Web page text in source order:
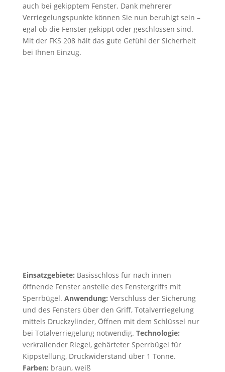
auch bei gekipptem Fenster. Dank mehrerer
Verriegelungspunkte können Sie nun beruhigt sein –
egal ob die Fenster gekippt oder geschlossen sind.
Mit der FKS 208 hält das gute Gefühl der Sicherheit
bei Ihnen Einzug.
Einsatzgebiete: Basisschloss für nach innen
öffnende Fenster anstelle des Fenstergriffs mit
Sperrbügel. Anwendung: Verschluss der Sicherung
und des Fensters über den Griff, Totalverriegelung
mittels Druckzylinder, Öffnen mit dem Schlüssel nur
bei Totalverriegelung notwendig. Technologie:
verkrallender Riegel, gehärteter Sperrbügel für
Kippstellung, Druckwiderstand über 1 Tonne.
Farben: braun, weiß